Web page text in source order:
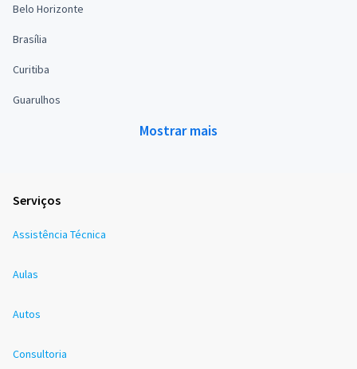
Belo Horizonte
Brasília
Curitiba
Guarulhos
Mostrar mais
Serviços
Assistência Técnica
Aulas
Autos
Consultoria